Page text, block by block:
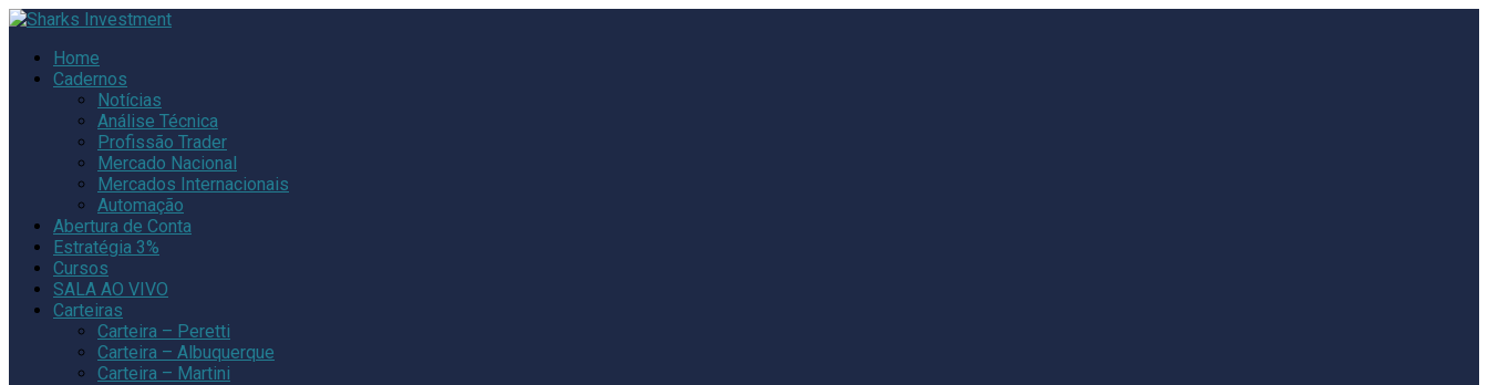
Home
Cadernos
Notícias
Análise Técnica
Profissão Trader
Mercado Nacional
Mercados Internacionais
Automação
Abertura de Conta
Estratégia 3%
Cursos
SALA AO VIVO
Carteiras
Carteira – Peretti
Carteira – Albuquerque
Carteira – Martini